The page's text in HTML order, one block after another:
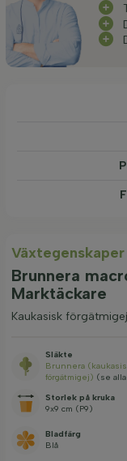
Växtegenskaper
Brunnera
Marktäckare
Kaukasisk förgätmigej
Släkte
Brunnera
förgätmigej) (se
Storlek på kruka
9x9 cm (P9)
Bladfärg
Blå